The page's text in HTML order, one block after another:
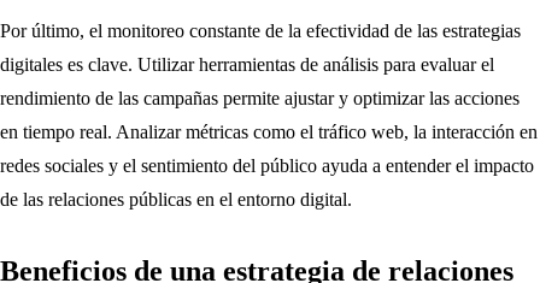
Por último, el monitoreo constante de la efectividad de las estrategias
digitales es clave. Utilizar herramientas de análisis para evaluar el
rendimiento de las campañas permite ajustar y optimizar las acciones
en tiempo real. Analizar métricas como el tráfico web, la interacción en
redes sociales y el sentimiento del público ayuda a entender el impacto
de las relaciones públicas en el entorno digital.
Beneficios de una estrategia de relaciones